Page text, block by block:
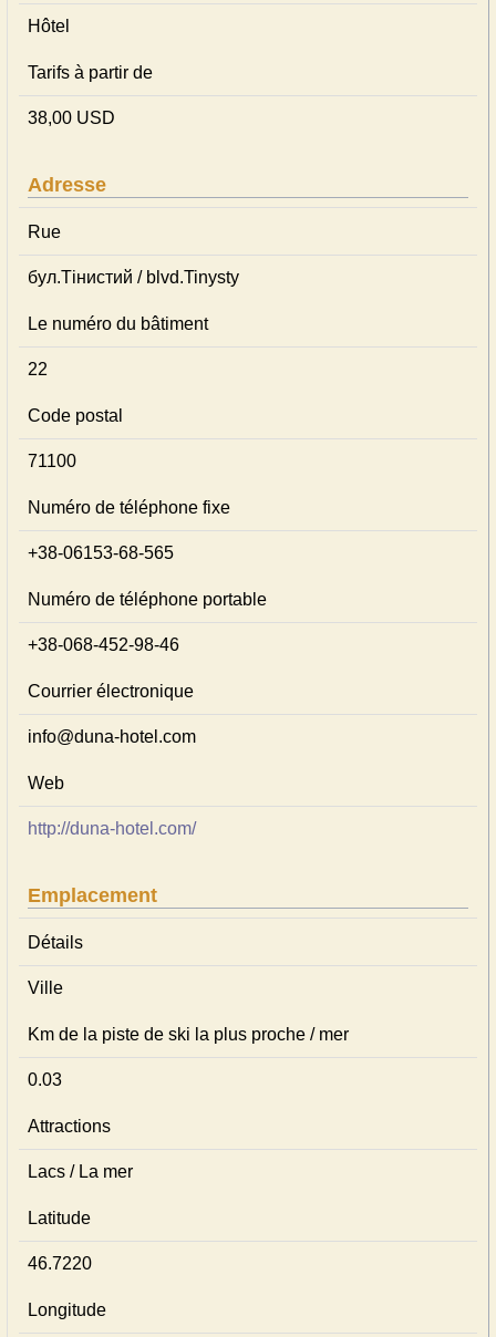
Hôtel
Tarifs à partir de
38,00 USD
Adresse
Rue
бул.Тінистий / blvd.Tinysty
Le numéro du bâtiment
22
Code postal
71100
Numéro de téléphone fixe
+38-06153-68-565
Numéro de téléphone portable
+38-068-452-98-46
Courrier électronique
info@duna-hotel.com
Web
http://duna-hotel.com/
Emplacement
Détails
Ville
Km de la piste de ski la plus proche / mer
0.03
Attractions
Lacs / La mer
Latitude
46.7220
Longitude